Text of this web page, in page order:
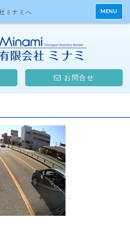
ミナミへ MENU
お問合せ